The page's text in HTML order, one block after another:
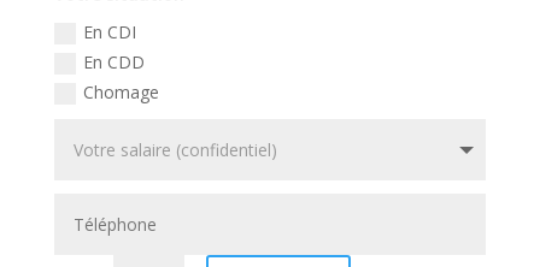
En CDI
En CDD
Chomage